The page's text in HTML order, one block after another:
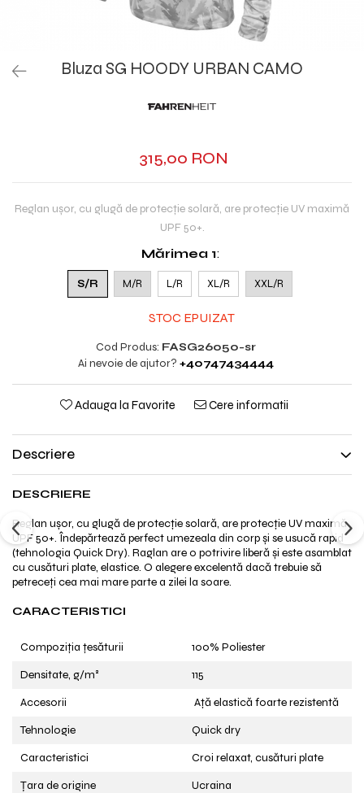
Bluza SG HOODY URBAN CAMO
315,00 RON
Reglan ușor, cu glugă de protecție solară, are protecție UV maximă
UPF 50+.
Mărimea 1:
S/R M/R L/R XL/R XXL/R
STOC EPUIZAT
Cod Produs: FASG26050-sr
Ai nevoie de ajutor? +40747434444
Adauga la Favorite Cere informatii
Descriere
DESCRIERE
Reglan ușor, cu glugă de protecție solară, are protecție UV maximă
UPF 50+. Îndepărtează perfect umezeala din corp și se usucă rapid
(tehnologia Quick Dry). Raglan are o potrivire liberă și este asamblat
cu cusături plate, elastice. O alegere excelentă dacă trebuie să
petreceți cea mai mare parte a zilei la soare.
CARACTERISTICI
Compoziția țesăturii
100% Poliester
Densitate, g/m²
115
Accesorii
Ață elastică foarte rezistentă
Tehnologie
Quick dry
Caracteristici
Croi relaxat, cusături plate
Țara de origine
Ucraina